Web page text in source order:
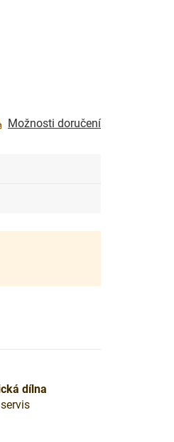
Možnosti doručení
dílna